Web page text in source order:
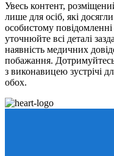
Увесь контент,
лише для осіб, які
особистому повідомленні
уточнюйте всі деталі
наявність медичних
побажання.
з виконавицею зустрічі
обох.